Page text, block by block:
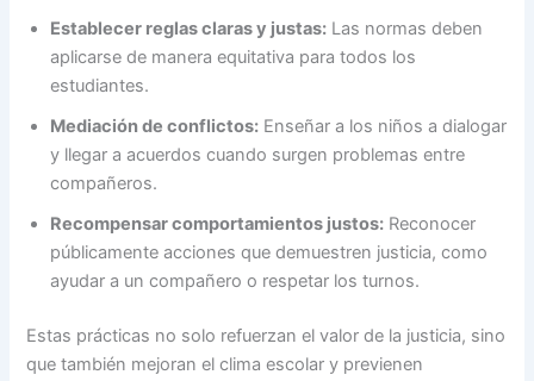
Establecer reglas claras y justas: Las normas deben
aplicarse de manera equitativa para todos los
estudiantes.
Mediación de conflictos: Enseñar a los niños a dialogar
y llegar a acuerdos cuando surgen problemas entre
compañeros.
Recompensar comportamientos justos: Reconocer
públicamente acciones que demuestren justicia, como
ayudar a un compañero o respetar los turnos.
Estas prácticas no solo refuerzan el valor de la justicia, sino
que también mejoran el clima escolar y previenen